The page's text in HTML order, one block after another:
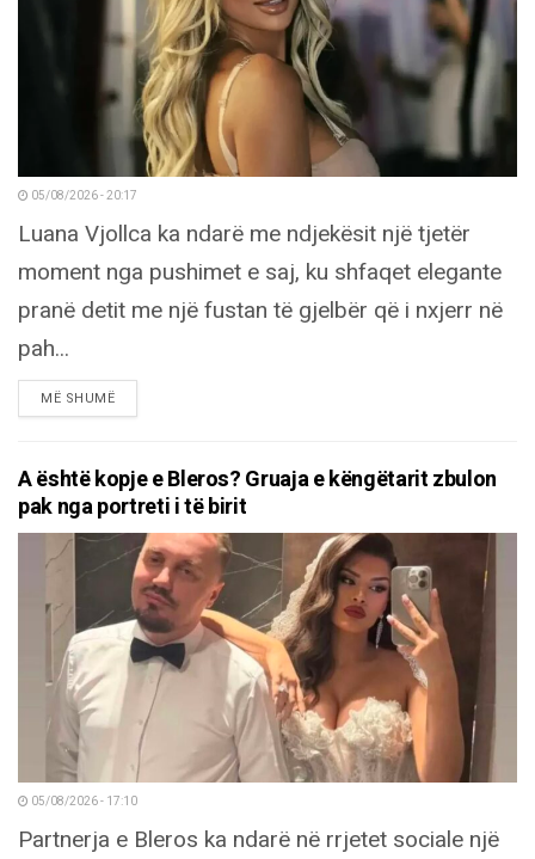
05/08/2026 - 20:17
Luana Vjollca ka ndarë me ndjekësit një tjetër
moment nga pushimet e saj, ku shfaqet elegante
pranë detit me një fustan të gjelbër që i nxjerr në
pah...
MË SHUMËDETAILS
A është kopje e Bleros? Gruaja e këngëtarit zbulon
pak nga portreti i të birit
05/08/2026 - 17:10
Partnerja e Bleros ka ndarë në rrjetet sociale një